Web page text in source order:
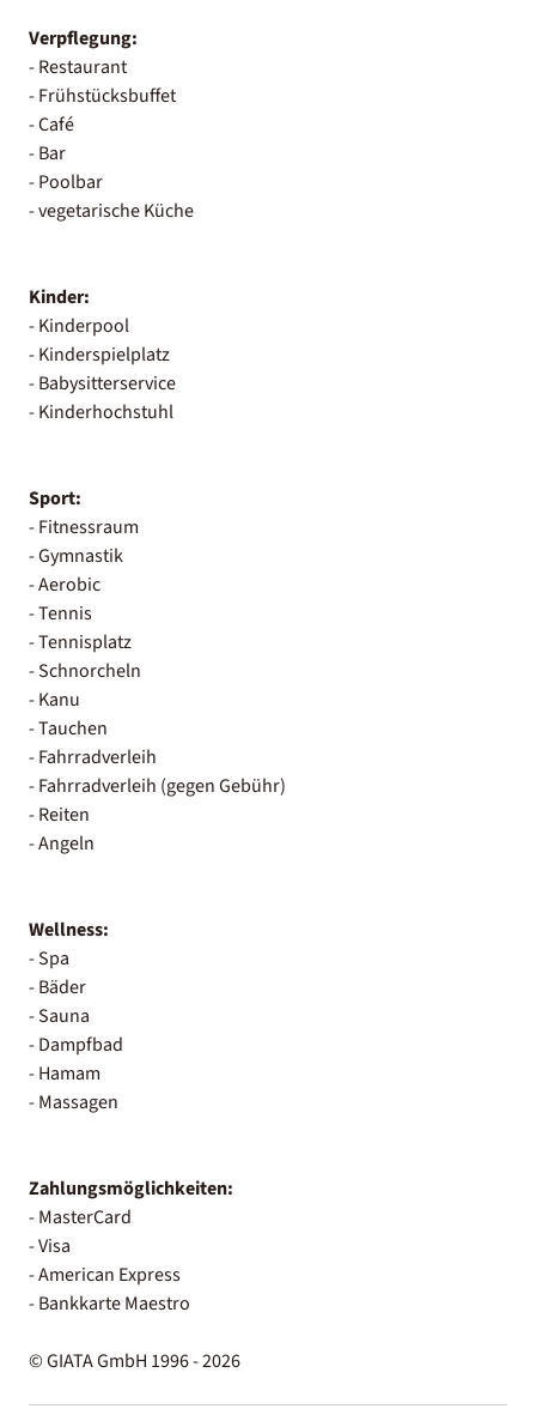
Verpflegung:
- Restaurant
- Frühstücksbuffet
- Café
- Bar
- Poolbar
- vegetarische Küche
Kinder:
- Kinderpool
- Kinderspielplatz
- Babysitterservice
- Kinderhochstuhl
Sport:
- Fitnessraum
- Gymnastik
- Aerobic
- Tennis
- Tennisplatz
- Schnorcheln
- Kanu
- Tauchen
- Fahrradverleih
- Fahrradverleih (gegen Gebühr)
- Reiten
- Angeln
Wellness:
- Spa
- Bäder
- Sauna
- Dampfbad
- Hamam
- Massagen
Zahlungsmöglichkeiten:
- MasterCard
- Visa
- American Express
- Bankkarte Maestro
© GIATA GmbH 1996 - 2026